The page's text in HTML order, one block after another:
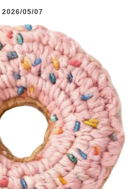
2026/05/07